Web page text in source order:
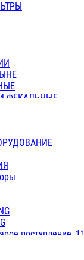
/
РЕЗЬБОЙ
ДВУХСЛ.
ФЕКАЛЬНЫЕ
поступление,